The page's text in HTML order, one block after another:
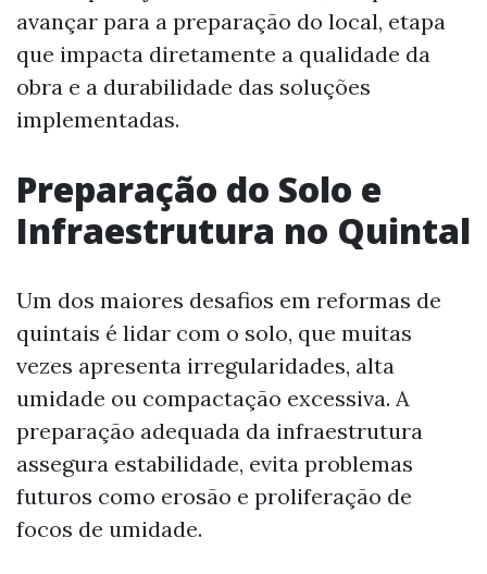
avançar para a preparação do local, etapa
que impacta diretamente a qualidade da
obra e a durabilidade das soluções
implementadas.
Preparação do Solo e
Infraestrutura no Quintal
Um dos maiores desafios em reformas de
quintais é lidar com o solo, que muitas
vezes apresenta irregularidades, alta
umidade ou compactação excessiva. A
preparação adequada da infraestrutura
assegura estabilidade, evita problemas
futuros como erosão e proliferação de
focos de umidade.